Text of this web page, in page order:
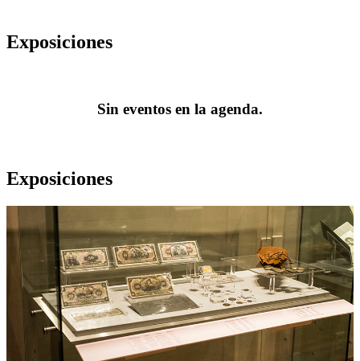
Exposiciones
Sin eventos en la agenda.
Exposiciones